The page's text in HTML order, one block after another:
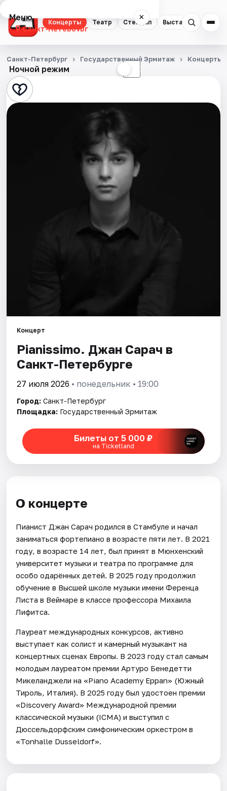
Концерты Театр Стендап Выставки
Меню ×
Санкт-Петербург
Концерты
Театр
Стендап
Ночной режим ☾
Санкт-Петербург Государственный Эрмитаж Концерты
Концерт
Pianissimo. Джан Сарач в
Санкт-Петербурге
27 июля 2026 • понедельник • 19:00
Город: Санкт-Петербург
Площадка: Государственный Эрмитаж
Билеты от 5 000 ₽
на Ticketland
О концерте
Пианист Джан Сарач родился в Стамбуле и начал
заниматься фортепиано в возрасте пяти лет. В 2021
году, в возрасте 14 лет, был принят в Мюнхенский
университет музыки и театра по программе для
особо одарённых детей. В 2025 году продолжил
обучение в Высшей школе музыки имени Ференца
Листа в Веймаре в классе профессора Михаила
Лифитса.
Лауреат международных конкурсов, активно
выступает как солист и камерный музыкант на
концертных сценах Европы. В 2023 году стал самым
молодым лауреатом премии Артуро Бенедетти
Микеланджели на «Piano Academy Eppan» (Южный
Тироль, Италия). В 2025 году был удостоен премии
«Discovery Award» Международной премии
классической музыки (ICMA) и выступил с
Дюссельдорфским симфоническим оркестром в
«Tonhalle Dusseldorf».